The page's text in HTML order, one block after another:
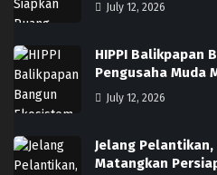
July 12, 2026
HIPPI Balikpapan
Pengusaha Muda
July 12, 2026
Jelang Pelantikan,
Matangkan